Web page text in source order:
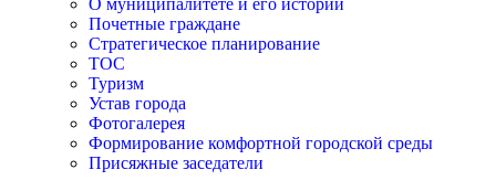
О муниципалитете и его истории
Почетные граждане
Стратегическое планирование
ТОС
Туризм
Устав города
Фотогалерея
Формирование комфортной городской среды
Присяжные заседатели